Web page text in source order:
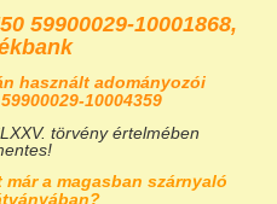
59900029-10001868,
használt adományozói
10004359
törvény értelmében
a magasban szárnyaló